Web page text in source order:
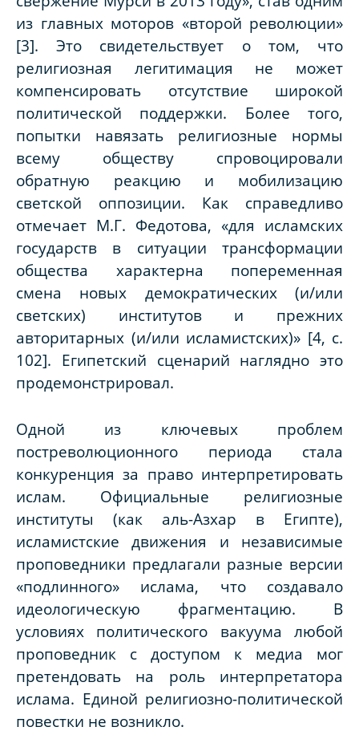
из главных моторов «второй революции»
[3]. Это свидетельствует о том, что
религиозная легитимация не может
компенсировать отсутствие широкой
политической поддержки. Более того,
попытки навязать религиозные нормы
всему обществу спровоцировали
обратную реакцию и мобилизацию
светской оппозиции. Как справедливо
отмечает М.Г. Федотова, «для исламских
государств в ситуации трансформации
общества характерна попеременная
смена новых демократических (и/или
светских) институтов и прежних
авторитарных (и/или исламистских)» [4, с.
102]. Египетский сценарий наглядно это
продемонстрировал.
Одной из ключевых проблем
постреволюционного периода стала
конкуренция за право интерпретировать
ислам. Официальные религиозные
институты (как аль-Азхар в Египте),
исламистские движения и независимые
проповедники предлагали разные версии
«подлинного» ислама, что создавало
идеологическую фрагментацию. В
условиях политического вакуума любой
проповедник с доступом к медиа мог
претендовать на роль интерпретатора
ислама. Единой религиозно-политической
повестки не возникло.